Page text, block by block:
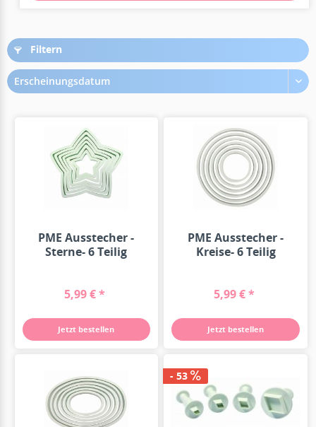
Filtern
Erscheinungsdatum
PME Ausstecher -
Sterne- 6 Teilig
5,99 € *
Jetzt bestellen
PME Ausstecher -
Kreise- 6 Teilig
5,99 € *
Jetzt bestellen
- 53